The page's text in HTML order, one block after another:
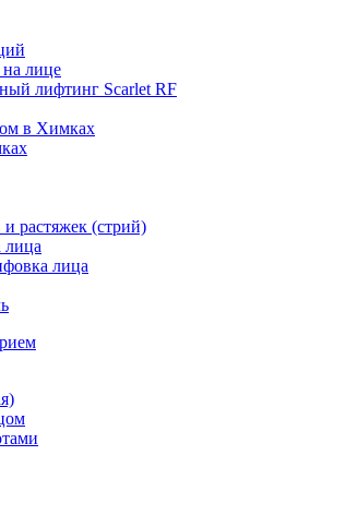
на лице
лифтинг Scarlet RF
в Химках
растяжек (стрий)
лица
лица